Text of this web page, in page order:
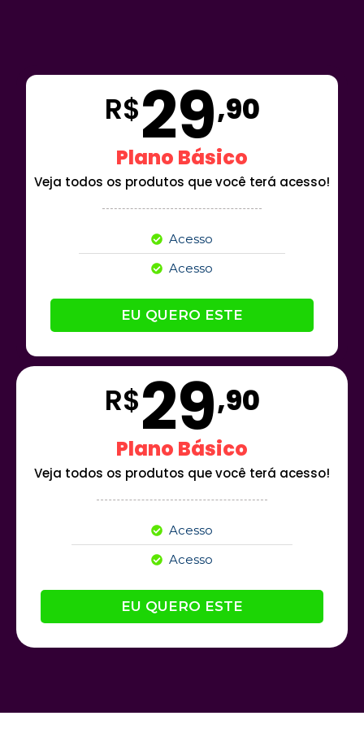
R$29,90
Plano Básico
Veja todos os produtos que você terá acesso!
Acesso
Acesso
EU QUERO ESTE
R$29,90
Plano Básico
Veja todos os produtos que você terá acesso!
Acesso
Acesso
EU QUERO ESTE